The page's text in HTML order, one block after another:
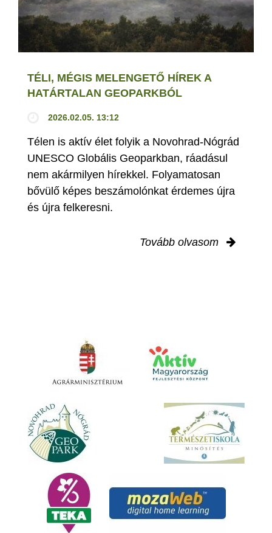
TÉLI, MÉGIS MELENGETŐ HÍREK A
HATÁRTALAN GEOPARKBÓL
2026.02.05. 13:12
Télen is aktív élet folyik a Novohrad-Nógrád
UNESCO Globális Geoparkban, ráadásul
nem akármilyen hírekkel. Folyamatosan
bővülő képes beszámolónkat érdemes újra
és újra felkeresni.
Tovább olvasom